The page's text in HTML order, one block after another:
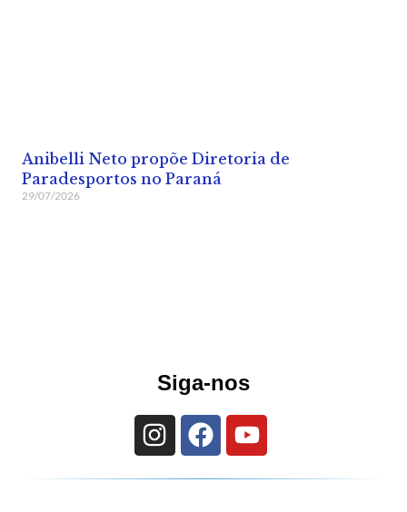
Anibelli Neto propõe Diretoria de
Paradesportos no Paraná
29/07/2026
Siga-nos